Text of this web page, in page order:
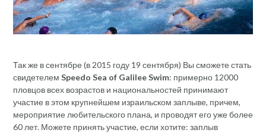
Так же в сентябре (в 2015 году 19 сентября) Вы сможете стать
свидетелем Speedo Sea of Galilee Swim: примерно 12000
пловцов всех возрастов и национальностей принимают
участие в этом крупнейшем израильском заплыве, причем,
мероприятие любительского плана, и проводят его уже более
60 лет. Можете принять участие, если хотите: заплыв